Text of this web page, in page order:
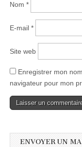
Nom *
E-mail *
Site web
Enregistrer mon
navigateur pour mon
ENVOYER UN